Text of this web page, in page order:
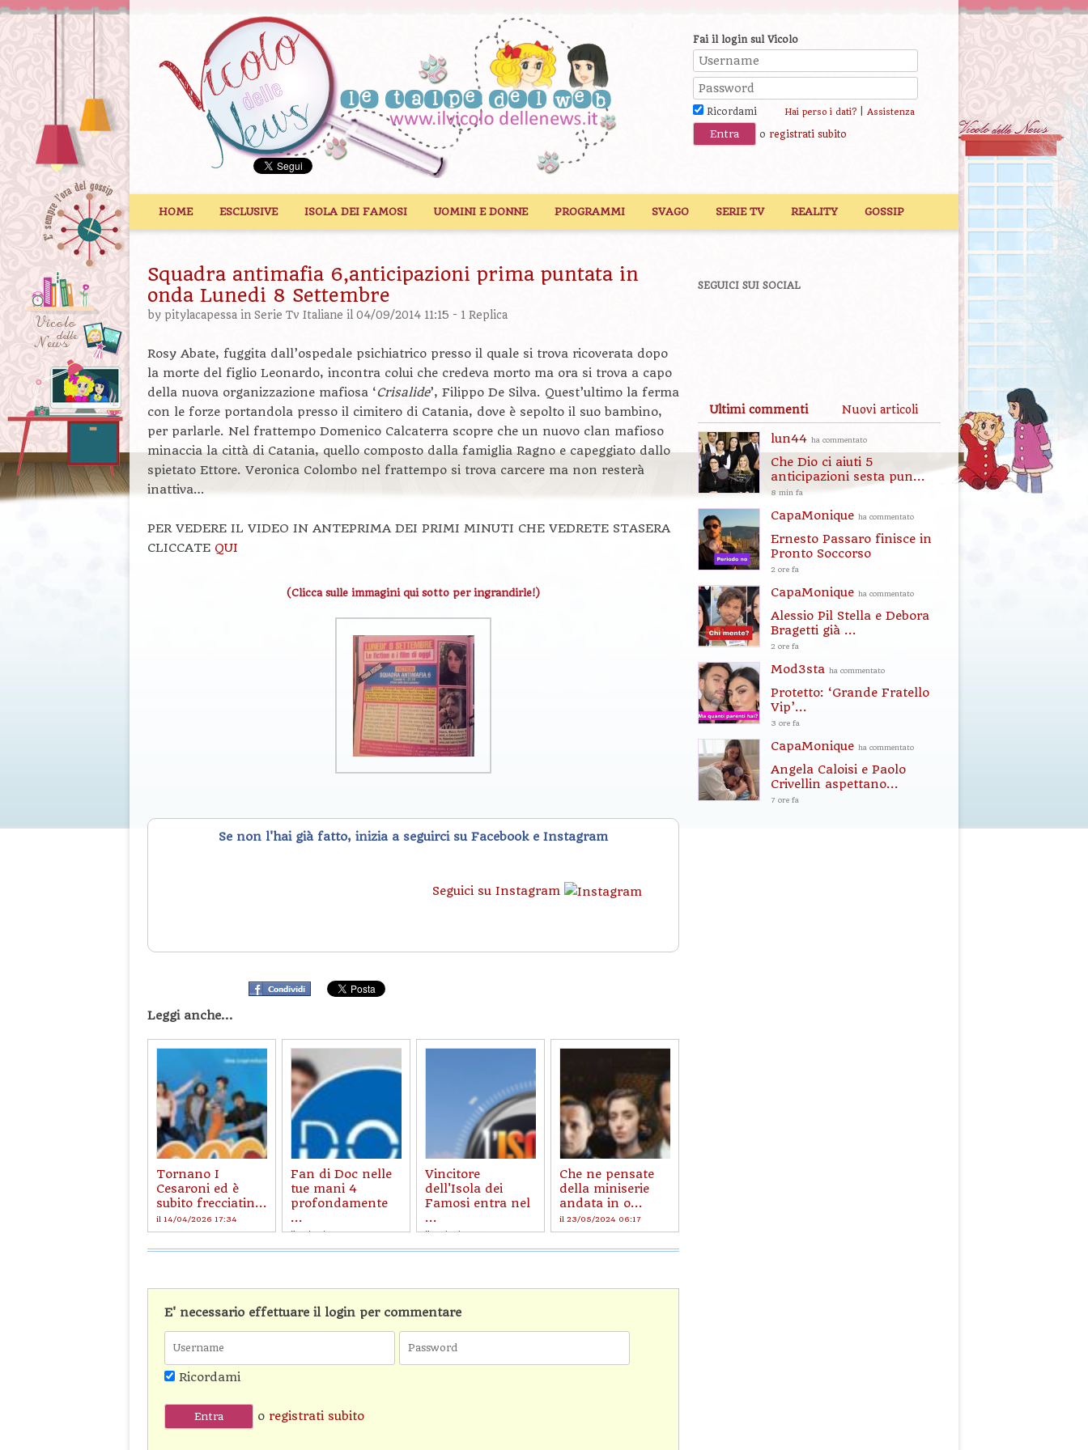
Fai il login sul Vicolo
Ricordami Hai perso i dati?| Assistenza
o registrati subito
HOME ESCLUSIVE ISOLA DEI FAMOSI UOMINI E DONNE PROGRAMMI SVAGO SERIE TV REALITY GOSSIP
Squadra antimafia 6,anticipazioni prima puntata in
onda Lunedi 8 Settembre
by pitylacapessa in Serie Tv Italiane il 04/09/2014 11:15 - 1 Replica
Rosy Abate, fuggita dall’ospedale psichiatrico presso il quale si trova ricoverata dopo
la morte del figlio Leonardo, incontra colui che credeva morto ma ora si trova a capo
della nuova organizzazione mafiosa ‘Crisalide’, Filippo De Silva. Quest’ultimo la ferma
con le forze portandola presso il cimitero di Catania, dove è sepolto il suo bambino,
per parlarle. Nel frattempo Domenico Calcaterra scopre che un nuovo clan mafioso
minaccia la città di Catania, quello composto dalla famiglia Ragno e capeggiato dallo
spietato Ettore. Veronica Colombo nel frattempo si trova carcere ma non resterà
inattiva…
PER VEDERE IL VIDEO IN ANTEPRIMA DEI PRIMI MINUTI CHE VEDRETE STASERA
CLICCATE QUI
(Clicca sulle immagini qui sotto per ingrandirle!)
Se non l'hai già fatto, inizia a seguirci su Facebook e Instagram
Seguici su Instagram
Leggi anche...
Tornano I
Cesaroni ed è
subito frecciatin...
il 14/04/2026 17:34
Fan di Doc nelle
tue mani 4
profondamente
...
il 12/08/2025 18:10
Vincitore
dell'Isola dei
Famosi entra nel
...
il 06/01/2025 15:41
Che ne pensate
della miniserie
andata in o...
il 23/05/2024 06:17
E' necessario effettuare il login per commentare
Ricordami
o registrati subito
SEGUICI SUI SOCIAL
Ultimi commenti Nuovi articoli
lun44 ha commentato
Che Dio ci aiuti 5
anticipazioni sesta pun...
8 min fa
CapaMonique ha commentato
Ernesto Passaro finisce in
Pronto Soccorso
2 ore fa
CapaMonique ha commentato
Alessio Pil Stella e Debora
Bragetti già ...
2 ore fa
Mod3sta ha commentato
Protetto: ‘Grande Fratello
Vip’...
3 ore fa
CapaMonique ha commentato
Angela Caloisi e Paolo
Crivellin aspettano...
7 ore fa